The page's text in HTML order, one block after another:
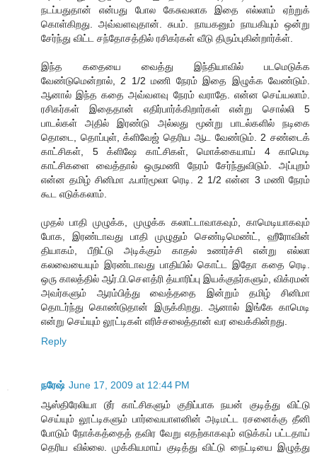
நடப்பதுதான் என்பது போல கேசுவலாக இதை எல்லாம் ஏற்றுக்
கொள்கிறது. அவ்வளவுதான். சுபம். நாயகனும் நாயகியும் ஒன்று
சேர்ந்து விட்ட சந்தோசத்தில் ரசிகர்கள் வீடு திரும்புகின்றார்க்ள்.
இந்த கதையை வைத்து இந்தியாவில் படமெடுக்க
வேண்டுமென்றால், 2 1/2 மணி நேரம் இதை இழுக்க வேண்டும்.
ஆனால் இந்த கதை அவ்வளவு நேரம் வராதே. என்ன செய்யலாம்.
ரசிகர்கள் இதைதான் எதிர்பார்க்கிறார்கள் என்று சொல்லி 5
பாடல்கள் அதில் இரண்டு அல்லது மூன்று பாடல்களில் நடிகை
தொடை, தொப்புள், க்ளிவேஜ் தெரிய ஆட வேண்டும். 2 சண்டைக்
காட்சிகள், 5 க்ளிஷே காட்சிகள், மொக்கையாய் 4 காமெடி
காட்சிகளை வைத்தால் ஒருமணி நேரம் சேர்ந்துவிடும். அப்புறம்
என்ன தமிழ் சினிமா ஃபார்மூலா ரெடி. 2 1/2 என்ன 3 மணி நேரம்
கூட எடுக்கலாம்.
முதல் பாதி முழுக்க, முழுக்க கலாட்டாவாகவும், காமெடியாகவும்
போக, இரண்டாவது பாதி முழுதும் செண்டிமெண்ட், ஹீரோவின்
தியாகம், பீறிட்டு அடிக்கும் காதல் உணர்ச்சி என்று எல்லா
கலவையையும் இரண்டாவது பாதியில் கொட்ட இதோ கதை ரெடி.
ஒரு காலத்தில் ஆர்.பி.சௌத்ரி த்யாரிப்பு இயக்குநர்களும், விக்ரமன்
அவர்களும் ஆரம்பித்து வைத்ததை இன்றும் தமிழ் சினிமா
தொடர்ந்து கொண்டுதான் இருக்கிறது. ஆனால் இங்கே காமெடி
என்று செய்யும் லூட்டிகள் எரிச்சலைத்தான் வர வைக்கின்றது.
Reply
நரேஷ் June 17, 2009 at 12:44 PM
ஆஸ்திரேலியா டூர் காட்சிகளும் குறிப்பாக நயன் குடித்து விட்டு
செய்யும் லூட்டிகளும் பார்வையாளனின் அடிமட்ட ரசனைக்கு தீனி
போடும் நோக்கத்தைத் தவிர வேறு எதற்காகவும் எடுக்கப் பட்டதாய்
தெரிய வில்லை. முக்கியமாய் குடித்து விட்டு நைட்டியை இழுத்து